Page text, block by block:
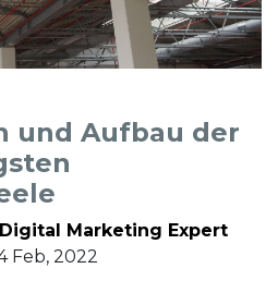
und Aufbau der
Marketing Expert
Feb, 2022